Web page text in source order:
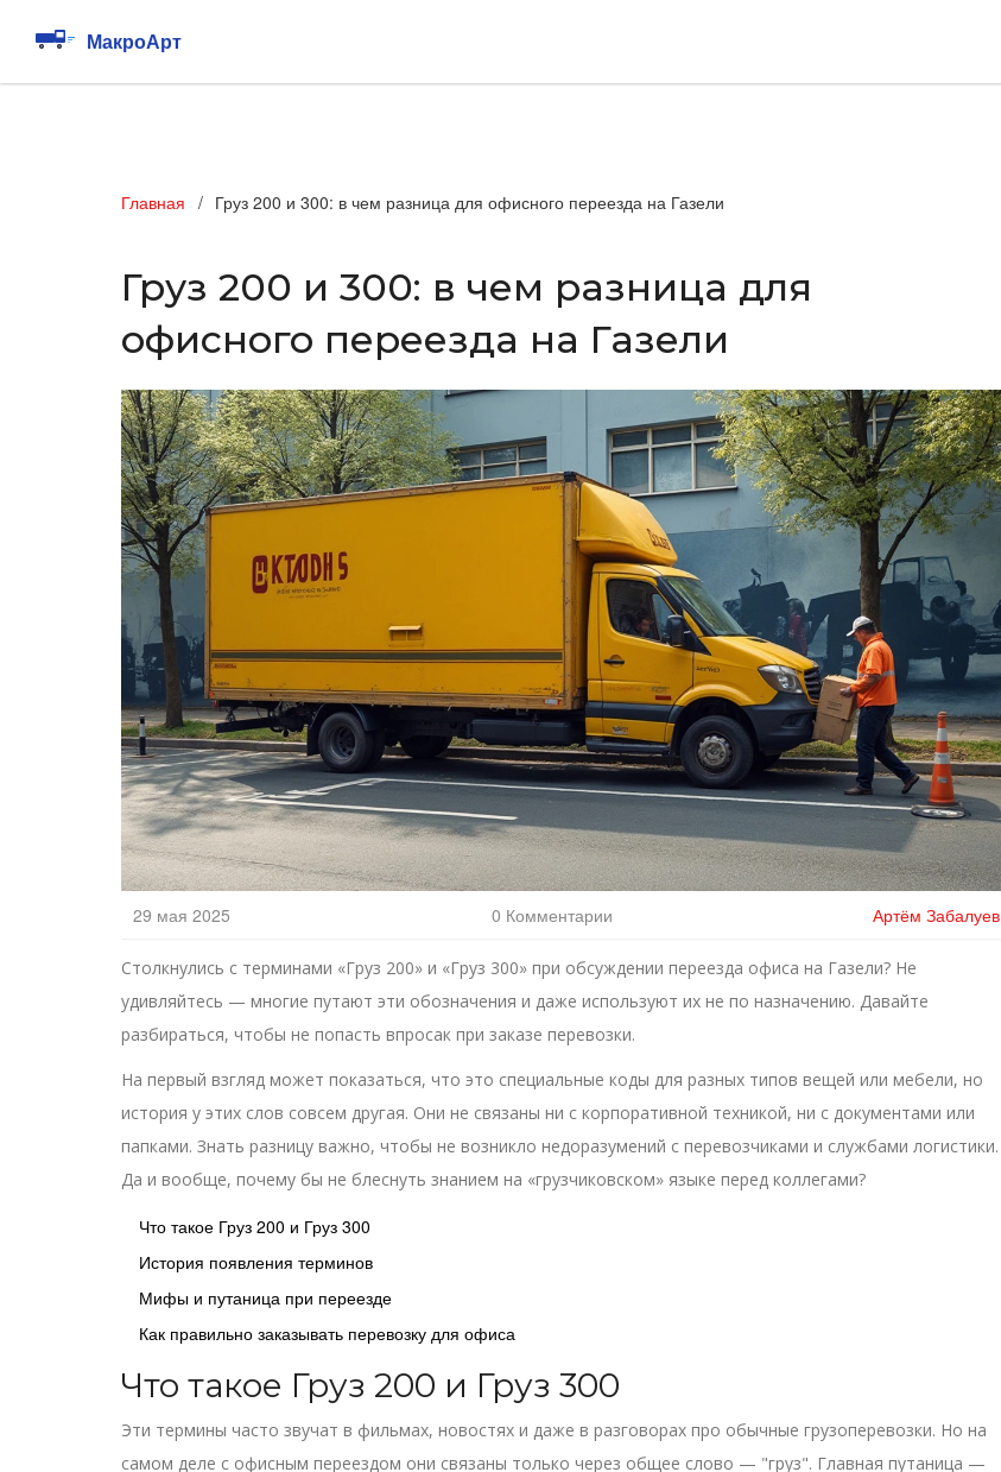
Главная Груз 200 и 300: в чем разница для офисного переезда на Газели
Груз 200 и 300: в чем разница для
офисного переезда на Газели
29 мая 2025 0 Комментарии Артём Забалуев
Столкнулись с терминами «Груз 200» и «Груз 300» при обсуждении переезда офиса на Газели? Не
удивляйтесь — многие путают эти обозначения и даже используют их не по назначению. Давайте
разбираться, чтобы не попасть впросак при заказе перевозки.
На первый взгляд может показаться, что это специальные коды для разных типов вещей или мебели, но
история у этих слов совсем другая. Они не связаны ни с корпоративной техникой, ни с документами или
папками. Знать разницу важно, чтобы не возникло недоразумений с перевозчиками и службами логистики.
Да и вообще, почему бы не блеснуть знанием на «грузчиковском» языке перед коллегами?
Что такое Груз 200 и Груз 300
История появления терминов
Мифы и путаница при переезде
Как правильно заказывать перевозку для офиса
Что такое Груз 200 и Груз 300
Эти термины часто звучат в фильмах, новостях и даже в разговорах про обычные грузоперевозки. Но на
самом деле с офисным переездом они связаны только через общее слово — "груз". Главная путаница —